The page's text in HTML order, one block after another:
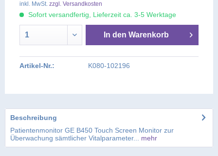
inkl. MwSt. zzgl. Versandkosten
Sofort versandfertig, Lieferzeit ca. 3-5 Werktage
In den Warenkorb
Artikel-Nr.: K080-102196
Beschreibung
Patientenmonitor GE B450 Touch Screen Monitor zur
Überwachung sämtlicher Vitalparameter... mehr